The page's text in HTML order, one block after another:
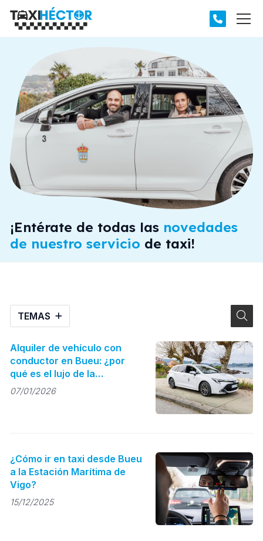
¡Entérate de todas las novedades
de nuestro servicio de taxi!
TEMAS
Alquiler de vehículo con
conductor en Bueu: ¿por
qué es el lujo de la
comodidad?
07/01/2026
¿Cómo ir en taxi desde Bueu
a la Estación Marítima de
Vigo?
15/12/2025